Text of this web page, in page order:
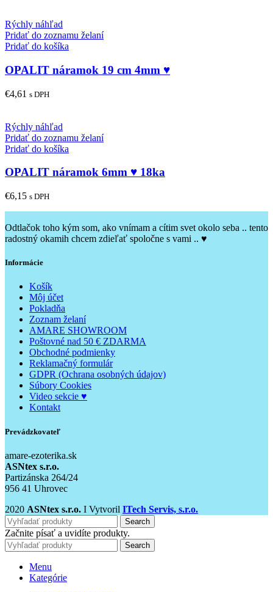
Rýchly náhľad
Pridať do zoznamu želaní
Pridať do košíka
OPALIT náramok 19 cm 4mm ♥
€4,61 s DPH
Rýchly náhľad
Pridať do zoznamu želaní
Pridať do košíka
OPALIT náramok 6mm ♥ 18ka
€6,15 s DPH
Odtlačok toho kým som, ako vnímam a cítim svet okolo seba .. tento
radostný okamih chcem zdieľať spoločne s vami .. ♥
Informácie
Košík
Môj účet
Pokladňa
Zoznam želaní
AMARE SHOWROOM
Poštovné nad 50 € ZDARMA
Obchodné podmienky
Reklamačný formulár
GDPR (Ochrana osobných údajov)
Súbory Cookies
Video sekcie ♥
Kontakt
Prevádzkovateľ
amare-ezoterika.sk
ASNtex s.r.o.
Partizánska 264/24
956 41 Uhrovec
2020 ASNtex s.r.o. I Vytvoril ITech Servis, s.r.o.
Search
Začnite písať a uvidíte produkty.
Search
Menu
Kategórie